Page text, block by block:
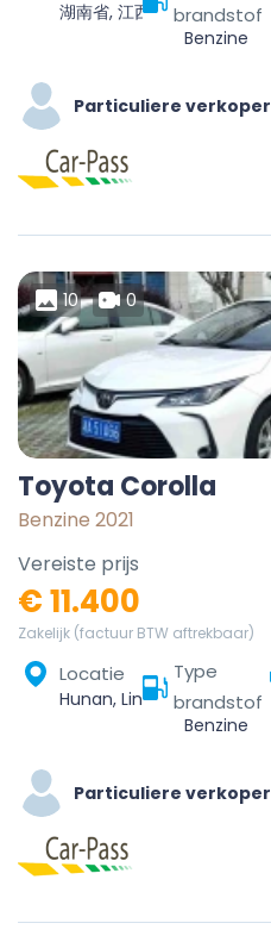
湖南省, 江西省, 福州市, 临川区brandstof
Benzine
Particuliere verkoper
10 0
Toyota Corolla
Benzine 2021
Vereiste prijs
€ 11.400
Zakelijk (factuur BTW aftrekbaar)
Locatie
Hunan, Linchuan District, Fuzhou City, Jiangxi, China
Type
brandstof
Benzine
Particuliere verkoper